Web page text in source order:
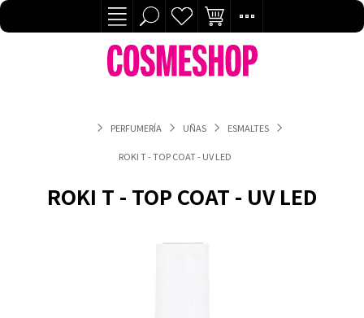
PERFUMERÍA UÑAS ESMALTES
ROKI T - TOP COAT - UV LED
ROKI T - TOP COAT - UV LED